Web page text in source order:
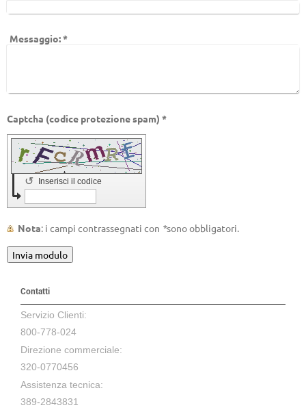
Messaggio:*
Captcha (codice protezione spam) *
Inserisci il codice
↺
Nota : i campi contrassegnati con *sono obbligatori.
Contatti
Servizio Clienti:
800-778-024
Direzione commerciale:
320-0770456
Assistenza tecnica:
389-2843831